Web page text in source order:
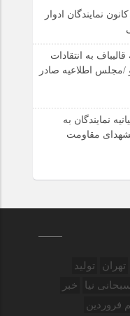
نمایندگان ادوار
به انتقادات
/مجلس اطلاعیه صادر
نمایندگان به
مقاومت
تهران
تولید
نیا
خبر
فروردین‌